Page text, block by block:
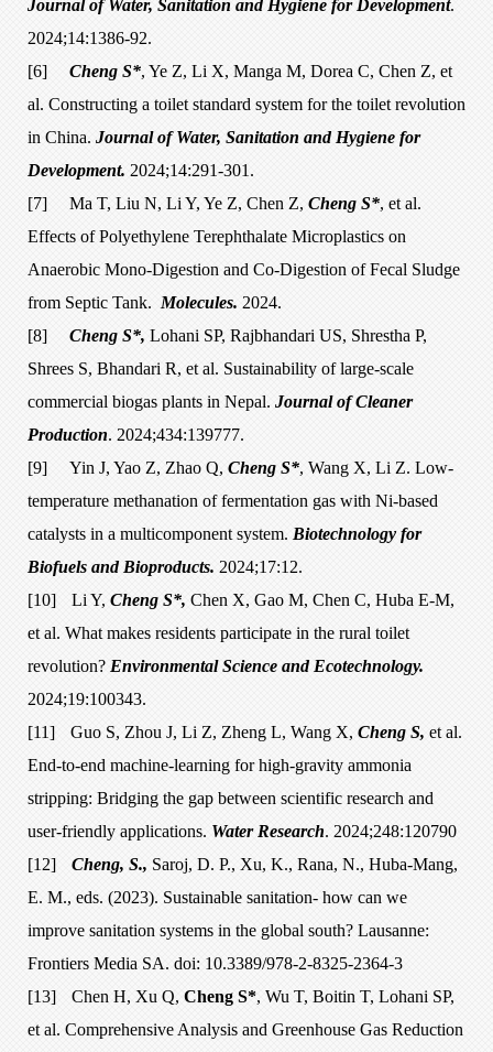
Journal of Water, Sanitation and Hygiene for Development.
2024;14:1386-92.
[6]
Cheng S*, Ye Z, Li X, Manga M, Dorea C, Chen Z, et
al. Constructing a toilet standard system for the toilet revolution
in China. Journal of Water, Sanitation and Hygiene for
Development. 2024;14:291-301.
[7]
Ma T, Liu N, Li Y, Ye Z, Chen Z, Cheng S*, et al.
Effects of Polyethylene Terephthalate Microplastics on
Anaerobic Mono-Digestion and Co-Digestion of Fecal Sludge
from Septic Tank. Molecules. 2024.
[8]
Cheng S*, Lohani SP, Rajbhandari US, Shrestha P,
Shrees S, Bhandari R, et al. Sustainability of large-scale
commercial biogas plants in Nepal. Journal of Cleaner
Production. 2024;434:139777.
[9]
Yin J, Yao Z, Zhao Q, Cheng S*, Wang X, Li Z. Low-
temperature methanation of fermentation gas with Ni-based
catalysts in a multicomponent system. Biotechnology for
Biofuels and Bioproducts. 2024;17:12.
[10]
Li Y, Cheng S*, Chen X, Gao M, Chen C, Huba E-M,
et al. What makes residents participate in the rural toilet
revolution? Environmental Science and Ecotechnology.
2024;19:100343.
[11]
Guo S, Zhou J, Li Z, Zheng L, Wang X, Cheng S, et al.
End-to-end machine-learning for high-gravity ammonia
stripping: Bridging the gap between scientific research and
user-friendly applications. Water Research. 2024;248:120790
[12]
Cheng, S., Saroj, D. P., Xu, K., Rana, N., Huba-Mang,
E. M., eds. (2023). Sustainable sanitation- how can we
improve sanitation systems in the global south? Lausanne:
Frontiers Media SA. doi: 10.3389/978-2-8325-2364-3
[13]
Chen H, Xu Q, Cheng S*, Wu T, Boitin T, Lohani SP,
et al. Comprehensive Analysis and Greenhouse Gas Reduction